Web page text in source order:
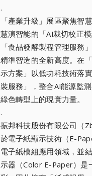
.
「產業升級」展區聚焦智
慧演智能的「AI裁切校正
「食品發酵製程管理服務
精準智造的全新高度。在
示方案」以低功耗技術落
裝服務」，整合AI能源監
綠色轉型上的現實力量。
.
振邦科技股份有限公司（
於電子紙顯示技術（E-
電子紙模組應用領域，並
示器（Color E-Paper）是